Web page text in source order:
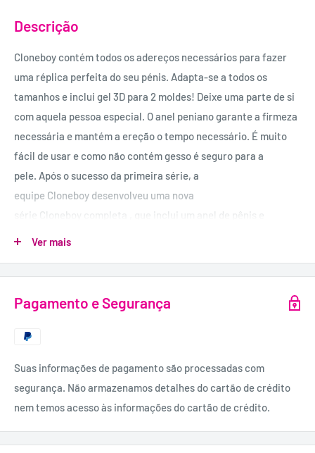
Descrição
Cloneboy contém todos os adereços necessários para fazer
uma réplica perfeita do seu pénis. Adapta-se a todos os
tamanhos e inclui gel 3D para 2 moldes! Deixe uma parte de si
com aquela pessoa especial. O anel peniano garante a firmeza
necessária e mantém a ereção o tempo necessário. É muito
fácil de usar e como não contém gesso é seguro para a
pele. Após o sucesso da primeira série, a
equipe Cloneboy desenvolveu uma nova
série Cloneboy completa , que inclui um anel de pênis e
equipamento pode ser usado com pênis de todos os
Siga as instruções detalhadas no interior da embalagem.
Ver mais
Pagamento e Segurança
Suas informações de pagamento são processadas com
segurança. Não armazenamos detalhes do cartão de crédito
nem temos acesso às informações do cartão de crédito.